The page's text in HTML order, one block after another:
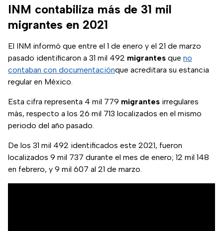
INM contabiliza más de 31 mil
migrantes en 2021
El INM informó que entre el 1 de enero y el 21 de marzo
pasado identificaron a 31 mil 492 migrantes que no
contaban con documentaciónque acreditara su estancia
regular en México.
Esta cifra representa 4 mil 779 migrantes irregulares
más, respecto a los 26 mil 713 localizados en el mismo
periodo del año pasado.
De los 31 mil 492 identificados este 2021, fueron
localizados 9 mil 737 durante el mes de enero; 12 mil 148
en febrero, y 9 mil 607 al 21 de marzo.